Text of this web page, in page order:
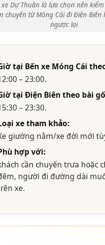
Dự Thuần là lựa chọn nên
chuyến từ Móng Cái đi Điện Biên
ngược lại
tại Bến xe Móng Cái
– 23:00.
tại Điện Biên theo bài
– 23:30.
xe tham khảo:
giường nằm/xe đời mới
hợp với:
cần chuyến trưa hoặc
người đi đường dài
xe.